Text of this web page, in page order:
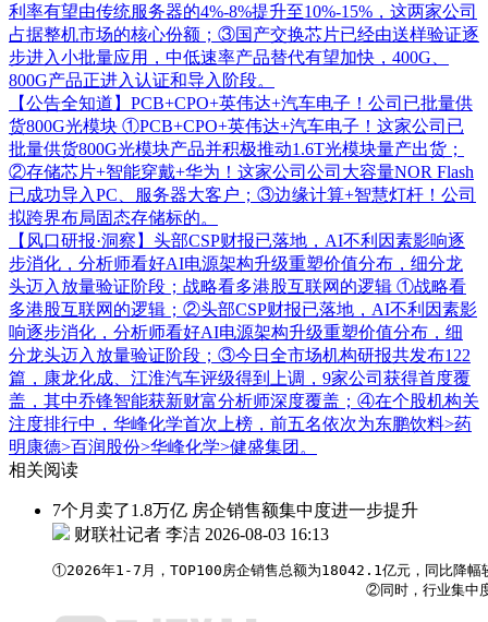
利率有望由传统服务器的4%-8%提升至10%-15%，这两家公司
占据整机市场的核心份额；③国产交换芯片已经由送样验证逐
步进入小批量应用，中低速率产品替代有望加快，400G、
800G产品正进入认证和导入阶段。
【公告全知道】PCB+CPO+英伟达+汽车电子！公司已批量供
货800G光模块 ①PCB+CPO+英伟达+汽车电子！这家公司已
批量供货800G光模块产品并积极推动1.6T光模块量产出货；
②存储芯片+智能穿戴+华为！这家公司公司大容量NOR Flash
已成功导入PC、服务器大客户；③边缘计算+智慧灯杆！公司
拟跨界布局固态存储标的。
【风口研报·洞察】头部CSP财报已落地，AI不利因素影响逐
步消化，分析师看好AI电源架构升级重塑价值分布，细分龙
头迈入放量验证阶段；战略看多港股互联网的逻辑 ①战略看
多港股互联网的逻辑；②头部CSP财报已落地，AI不利因素影
响逐步消化，分析师看好AI电源架构升级重塑价值分布，细
分龙头迈入放量验证阶段；③今日全市场机构研报共发布122
篇，康龙化成、江淮汽车评级得到上调，9家公司获得首度覆
盖，其中乔锋智能获新财富分析师深度覆盖；④在个股机构关
注度排行中，华峰化学首次上榜，前五名依次为东鹏饮料>药
明康德>百润股份>华峰化学>健盛集团。
相关阅读
7个月卖了1.8万亿 房企销售额集中度进一步提升
财联社记者 李洁 2026-08-03 16:13
①2026年1-7月，TOP100房企销售总额为18042.1亿元，同比降
②同时，行业集中度进